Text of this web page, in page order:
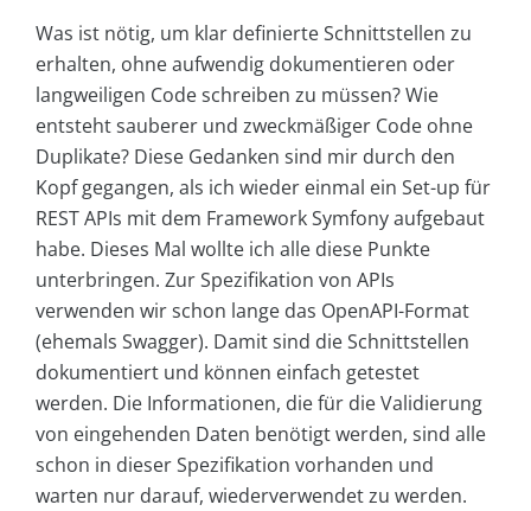
Was ist nötig, um klar definierte Schnittstellen zu
erhalten, ohne aufwendig dokumentieren oder
langweiligen Code schreiben zu müssen? Wie
entsteht sauberer und zweckmäßiger Code ohne
Duplikate? Diese Gedanken sind mir durch den
Kopf gegangen, als ich wieder einmal ein Set-up für
REST APIs mit dem Framework Symfony aufgebaut
habe. Dieses Mal wollte ich alle diese Punkte
unterbringen. Zur Spezifikation von APIs
verwenden wir schon lange das OpenAPI-Format
(ehemals Swagger). Damit sind die Schnittstellen
dokumentiert und können einfach getestet
werden. Die Informationen, die für die Validierung
von eingehenden Daten benötigt werden, sind alle
schon in dieser Spezifikation vorhanden und
warten nur darauf, wiederverwendet zu werden.